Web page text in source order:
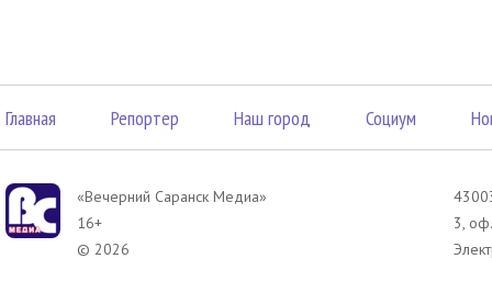
Главная Репортер Наш город Социум
«Вечерний Саранск Mедиа»
16+
© 2026
3,